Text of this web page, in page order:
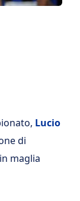
Lucio
di
maglia